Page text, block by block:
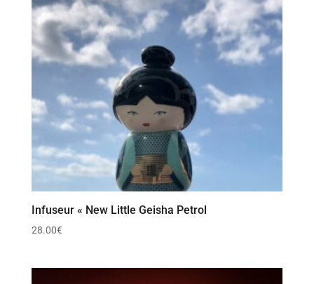
Infuseur « New Little Geisha Petrol
28.00€